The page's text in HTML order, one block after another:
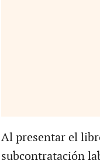
Al presentar el
subcontratación